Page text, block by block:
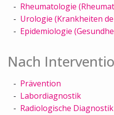
Rheumatologie
Urologie (Krankheiten
Epidemiologie
Nach
Prävention
Labordiagnostik
Radiologische Diagnostik